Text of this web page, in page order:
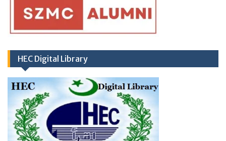
HEC Digital Library